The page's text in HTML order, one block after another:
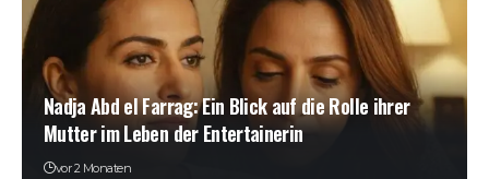
Nadja Abd el Farrag: Ein Blick auf die Rolle ihrer
Mutter im Leben der Entertainerin
vor 2 Monaten